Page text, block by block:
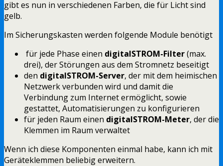
gibt es nun in verschiedenen Farben, die für Licht sind
gelb.
Im Sicherungskasten werden folgende Module benötigt
für jede Phase einen digitalSTROM-Filter(max.
drei), der Störungen aus dem Stromnetz beseitigt
den digitalSTROM-Server, der mit dem heimischen
Netzwerk verbunden wird und damit die
Verbindung zum Internet ermöglicht, sowie
gestattet, Automatisierungen zu konfigurieren
für jeden Raum einen digitalSTROM-Meter, der die
Klemmen im Raum verwaltet
Wenn ich diese Komponenten einmal habe, kann ich mit
Geräteklemmen beliebig erweitern.